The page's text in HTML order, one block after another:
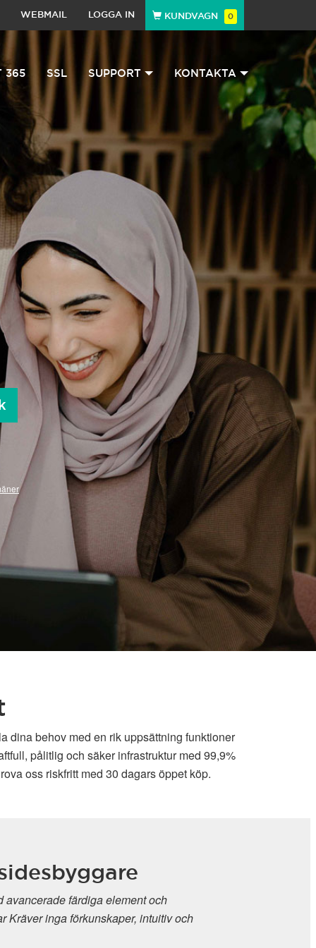
WEBMAIL LOGGA IN KUNDVAGN 0
365 SSL SUPPORT KONTAKTA
dina behov med en rik uppsättning funktioner
pålitlig och säker infrastruktur med 99,9%
oss riskfritt med 30 dagars öppet köp.